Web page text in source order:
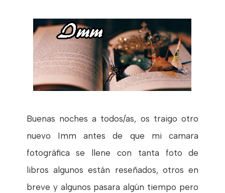
Buenas noches a todos/as, os traigo otro
nuevo Imm antes de que mi camara
fotográfica se llene con tanta foto de
libros algunos están reseñados, otros en
breve y algunos pasara algún tiempo pero